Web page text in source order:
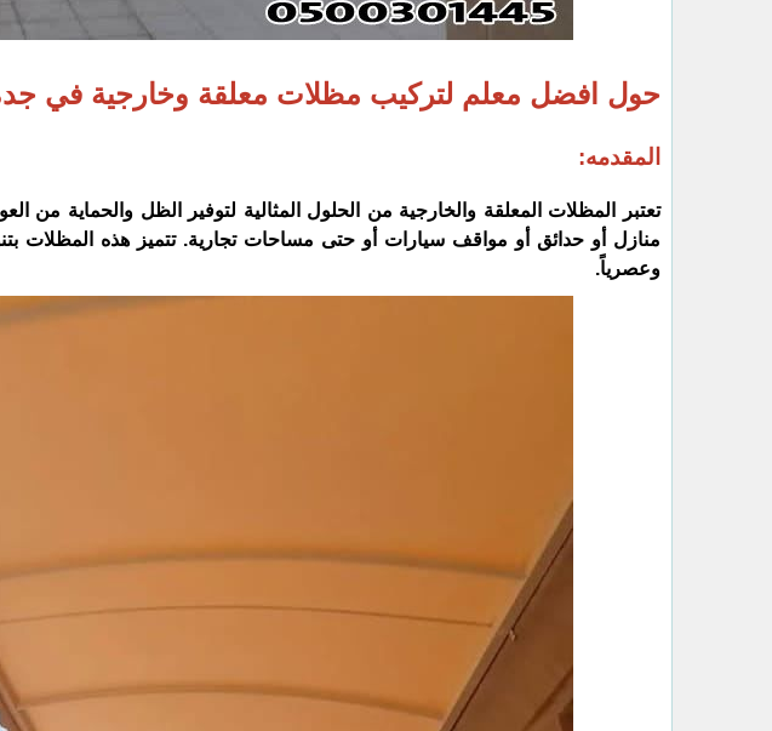
حول افضل معلم لتركيب مظلات معلقة وخارجية في
المقدمه:
تعتبر المظلات المعلقة والخارجية من الحلول المثالية لتوفير الظل والحماية من
منازل أو حدائق أو مواقف سيارات أو حتى مساحات تجارية. تتميز هذه المظلات
وعصرياً.